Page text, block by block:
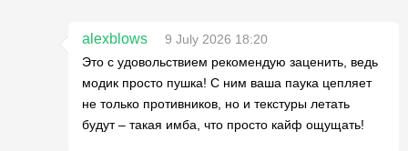
alexblows
9 July 2026 18:20
Это с удовольствием рекомендую заценить, ведь
модик просто пушка! С ним ваша паука цепляет
не только противников, но и текстуры летать
будут – такая имба, что просто кайф ощущать!